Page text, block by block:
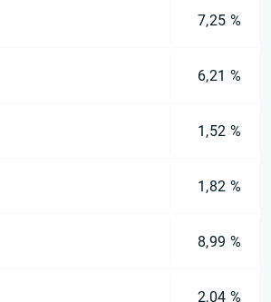
7,25 %
6,21 %
1,52 %
1,82 %
8,99 %
2,04 %